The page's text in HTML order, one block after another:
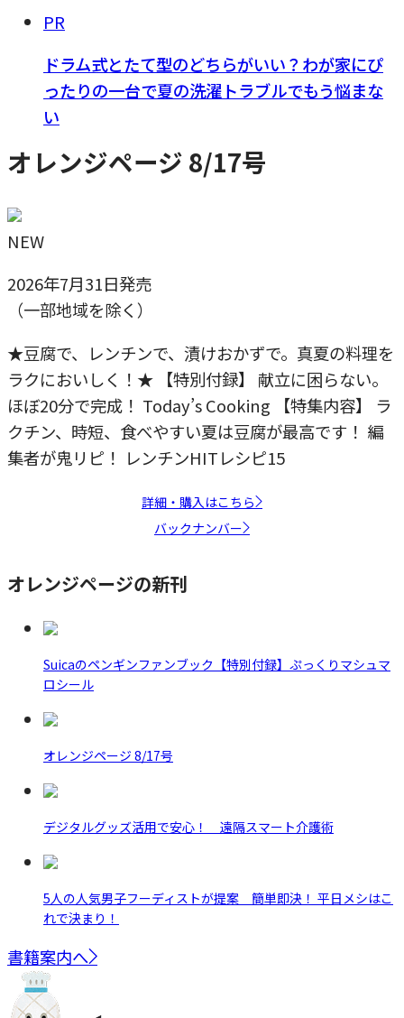
PR
ドラム式とたて型のどちらがいい？わが家にぴ
ったりの一台で夏の洗濯トラブルでもう悩まな
い
オレンジページ 8/17号
NEW
2026年7月31日発売
（一部地域を除く）
★豆腐で、レンチンで、漬けおかずで。真夏の料理を
ラクにおいしく！★ 【特別付録】 献立に困らない。
ほぼ20分で完成！ Today’s Cooking 【特集内容】 ラ
クチン、時短、食べやすい夏は豆腐が最高です！ 編
集者が鬼リピ！ レンチンHITレシピ15
詳細・購入はこちら
バックナンバー
オレンジページの新刊
Suicaのペンギンファンブック【特別付録】ぷっくりマシュマ
ロシール
オレンジページ 8/17号
デジタルグッズ活用で安心！ 遠隔スマート介護術
5人の人気男子フーディストが提案 簡単即決！ 平日メシはこ
れで決まり！
書籍案内へ